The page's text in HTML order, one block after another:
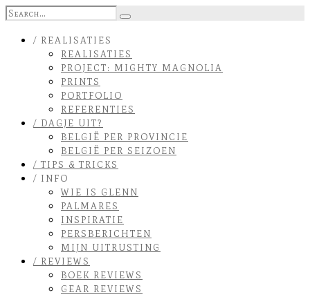
/ REALISATIES
REALISATIES
PROJECT: MIGHTY MAGNOLIA
PRINTS
PORTFOLIO
REFERENTIES
/ DAGJE UIT?
BELGIË PER PROVINCIE
BELGIË PER SEIZOEN
/ TIPS & TRICKS
/ INFO
WIE IS GLENN
PALMARES
INSPIRATIE
PERSBERICHTEN
MIJN UITRUSTING
/ REVIEWS
BOEK REVIEWS
GEAR REVIEWS